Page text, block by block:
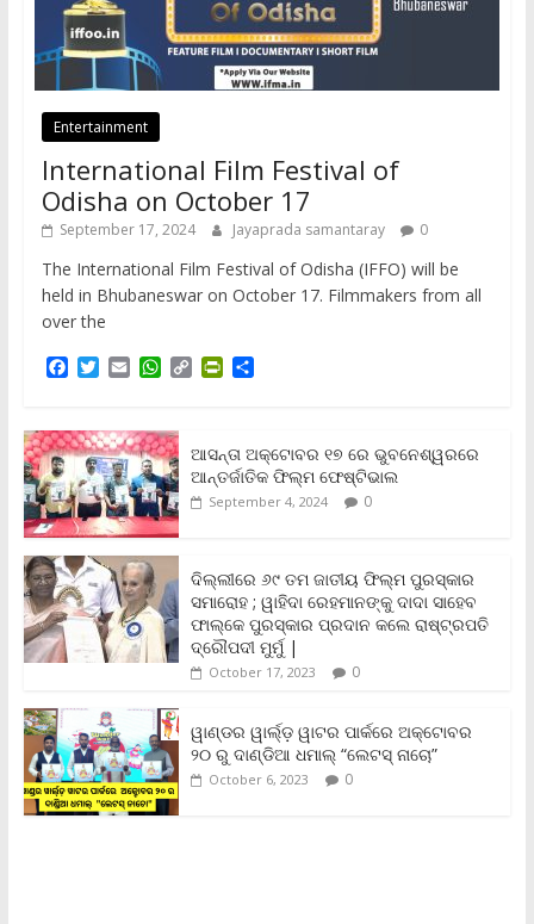
Entertainment
International Film Festival of
Odisha on October 17
September 17, 2024 Jayaprada samantaray 0
The International Film Festival of Odisha (IFFO) will be
held in Bhubaneswar on October 17. Filmmakers from all
over the
F
e
b
o
o
k
T
t
t
e
r
E
i
l
W
t
s
A
p
p
C
L
i
n
k
P
t
F
r
i
d
l
y
S
e
ଆସନ୍ତା ଅକ୍ଟୋବର ୧୭ ରେ ଭୁବନେଶ୍ୱରରେ
ଆନ୍ତର୍ଜାତିକ ଫିଲ୍ମ ଫେଷ୍ଟିଭାଲ
September 4, 2024 0
ଦିଲ୍ଲୀରେ ୬୯ ତମ ଜାତୀୟ ଫିଲ୍ମ ପୁରସ୍କାର
ସମାରୋହ ; ୱାହିଦା ରେହମାନଙ୍କୁ ଦାଦା ସାହେବ
ଫାଲ୍‌କେ ପୁରସ୍କାର ପ୍ରଦାନ କଲେ ରାଷ୍ଟ୍ରପତି
ଦ୍ରୌପଦୀ ମୁର୍ମୁ |
October 17, 2023 0
ୱାଣ୍ଡର ୱାର୍ଲ୍‌ଡ଼ ୱାଟର ପାର୍କରେ ଅକ୍ଟୋବର
୨୦ ରୁ ଦାଣ୍ଡିଆ ଧମାଲ୍ “ଲେଟସ୍ ନାଚୋ”
October 6, 2023 0